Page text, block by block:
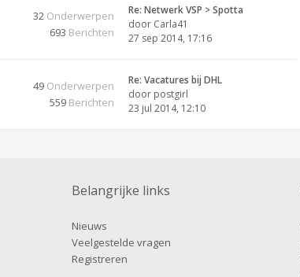
32 Onderwerpen
693 Berichten
Re: Netwerk VSP > Spotta
door Carla41
27 sep 2014, 17:16
49 Onderwerpen
559 Berichten
Re: Vacatures bij DHL
door postgirl
23 jul 2014, 12:10
Belangrijke links
Nieuws
Veelgestelde vragen
Registreren